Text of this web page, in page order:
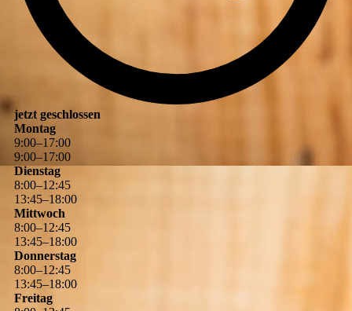
jetzt geschlossen
Montag
9:00–17:00
9:00–17:00
Dienstag
8:00–12:45
13:45–18:00
Mittwoch
8:00–12:45
13:45–18:00
Donnerstag
8:00–12:45
13:45–18:00
Freitag